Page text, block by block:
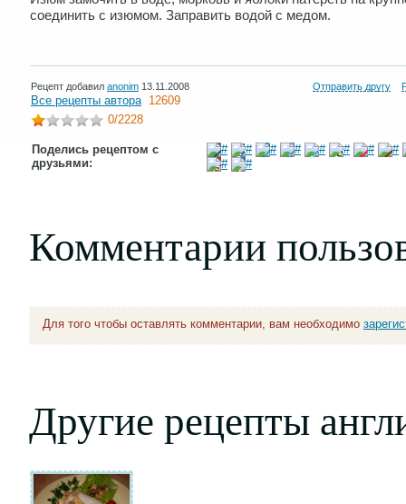
соединить с изюмом. Заправить водой с медом.
Рецепт добавил anonim 13.11.2008 Отправить другу
Все рецепты автора 12609
0/2228
Поделись рецептом с
друзьями:
Комментарии
Для того чтобы оставлять комментарии, вам необходимо
Другие рецепты